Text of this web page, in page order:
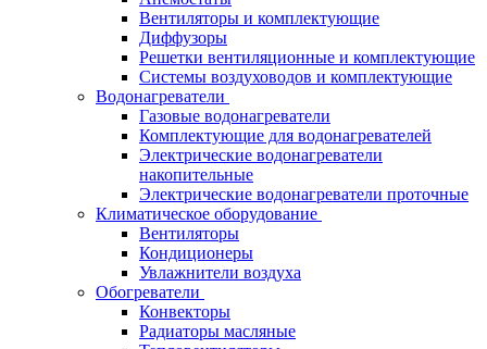
Вентиляторы и комплектующие
Диффузоры
Решетки вентиляционные и комплектующие
Системы воздуховодов и комплектующие
Водонагреватели
Газовые водонагреватели
Комплектующие для водонагревателей
Электрические водонагреватели
накопительные
Электрические водонагреватели проточные
Климатическое оборудование
Вентиляторы
Кондиционеры
Увлажнители воздуха
Обогреватели
Конвекторы
Радиаторы масляные